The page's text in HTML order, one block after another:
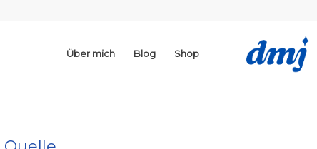
Über mich Blog Shop